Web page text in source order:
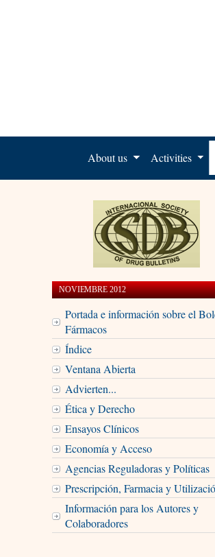
About us Activities
NOVIEMBRE 2012
Portada e información sobre el
Fármacos
Índice
Ventana Abierta
Advierten...
Ética y Derecho
Ensayos Clínicos
Economía y Acceso
Agencias Reguladoras y Políticas
Prescripción, Farmacia y
Información para los Autores y
Colaboradores